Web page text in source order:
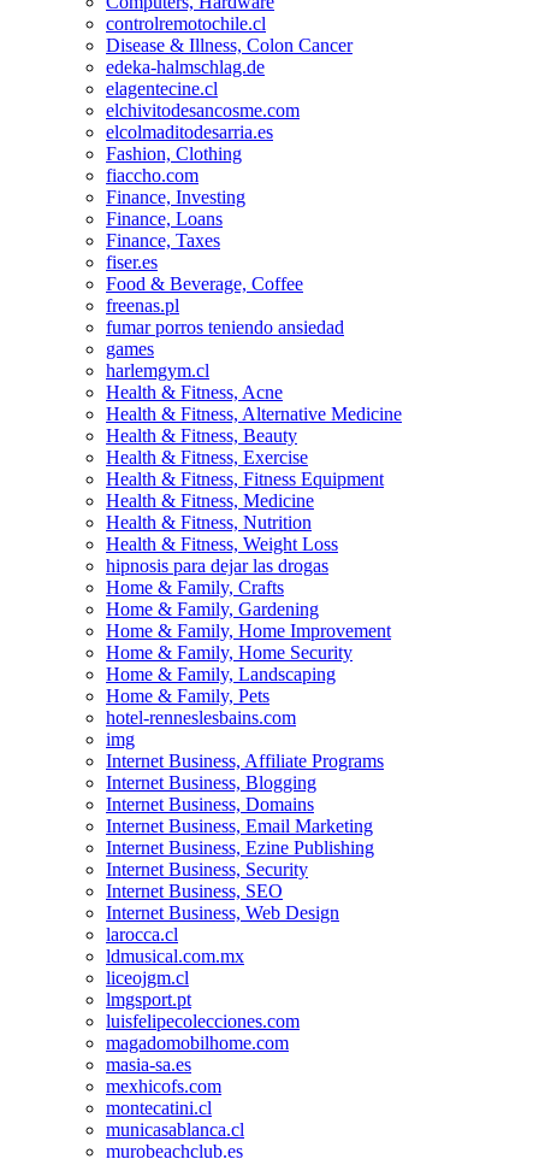
controlremotochile.cl
Disease & Illness, Colon Cancer
edeka-halmschlag.de
elagentecine.cl
elchivitodesancosme.com
elcolmaditodesarria.es
Fashion, Clothing
fiaccho.com
Finance, Investing
Finance, Loans
Finance, Taxes
fiser.es
Food & Beverage, Coffee
freenas.pl
fumar porros teniendo ansiedad
games
harlemgym.cl
Health & Fitness, Acne
Health & Fitness, Alternative Medicine
Health & Fitness, Beauty
Health & Fitness, Exercise
Health & Fitness, Fitness Equipment
Health & Fitness, Medicine
Health & Fitness, Nutrition
Health & Fitness, Weight Loss
hipnosis para dejar las drogas
Home & Family, Crafts
Home & Family, Gardening
Home & Family, Home Improvement
Home & Family, Home Security
Home & Family, Landscaping
Home & Family, Pets
hotel-renneslesbains.com
img
Internet Business, Affiliate Programs
Internet Business, Blogging
Internet Business, Domains
Internet Business, Email Marketing
Internet Business, Ezine Publishing
Internet Business, Security
Internet Business, SEO
Internet Business, Web Design
larocca.cl
ldmusical.com.mx
liceojgm.cl
lmgsport.pt
luisfelipecolecciones.com
magadomobilhome.com
masia-sa.es
mexhicofs.com
montecatini.cl
municasablanca.cl
murobeachclub.es